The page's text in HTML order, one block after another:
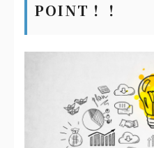
POINT！！